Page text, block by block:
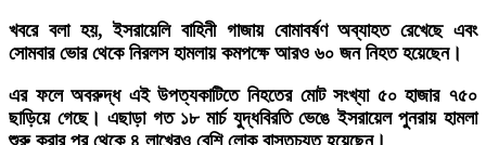
খবরে বলা হয়, ইসরায়েলি বাহিনী গাজায় বোমাবর্ষণ অব্যাহত রেখেছে এবং
সোমবার ভোর থেকে নিরলস হামলায় কমপক্ষে আরও ৬০ জন নিহত হয়েছেন।
এর ফলে অবরুদ্ধ এই উপত্যকাটিতে নিহতের মোট সংখ্যা ৫০ হাজার ৭৫০
ছাড়িয়ে গেছে। এছাড়া গত ১৮ মার্চ যুদ্ধবিরতি ভেঙে ইসরায়েল পুনরায় হামলা
শুরু করার পর থেকে ৪ লাখেরও বেশি লোক বাস্তুচ্যুত হয়েছেন।